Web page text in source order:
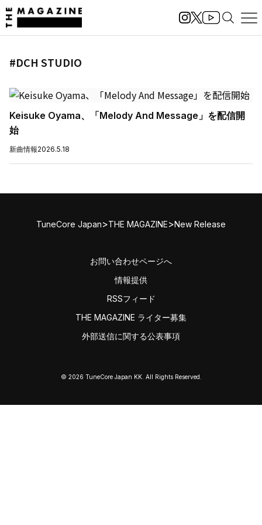
#DCH STUDIO
Keisuke Oyama、「Melody And Message」を配信開
始
新曲情報2026.5.18
TuneCore Japan>THE MAGAZINE>New Release
お問い合わせページへ
情報提供
RSSフィード
THE MAGAZINE ライター募集
外部送信に関する公表事項
© 2026 TuneCore Japan KK. All Rights Reserved.